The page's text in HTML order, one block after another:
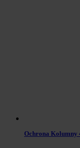
Ochrona Kolumny